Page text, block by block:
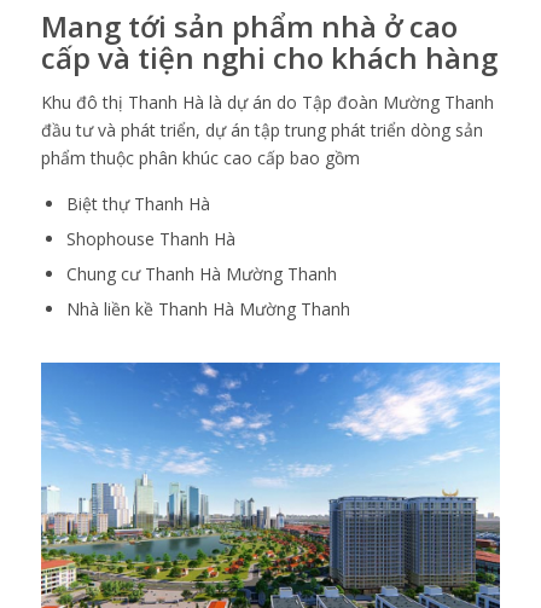
Mang tới sản phẩm nhà ở cao
cấp và tiện nghi cho khách hàng
Khu đô thị Thanh Hà là dự án do Tập đoàn Mường Thanh
đầu tư và phát triển, dự án tập trung phát triển dòng sản
phẩm thuộc phân khúc cao cấp bao gồm
Biệt thự Thanh Hà
Shophouse Thanh Hà
Chung cư Thanh Hà Mường Thanh
Nhà liền kề Thanh Hà Mường Thanh